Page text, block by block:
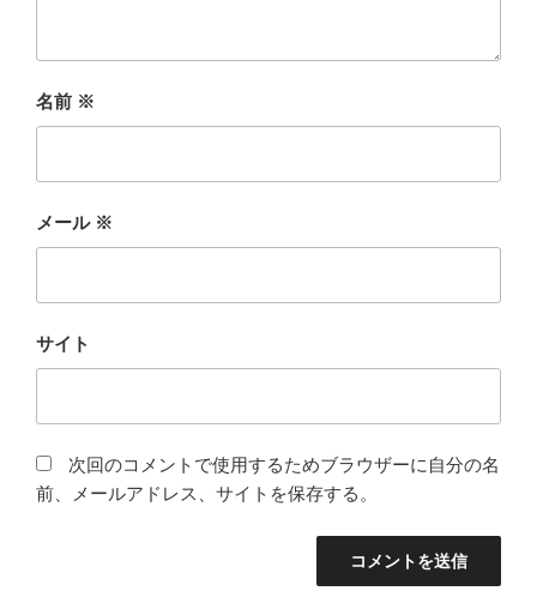
名前 ※
メール ※
サイト
次回のコメントで使用するためブラウザーに自分の名
前、メールアドレス、サイトを保存する。